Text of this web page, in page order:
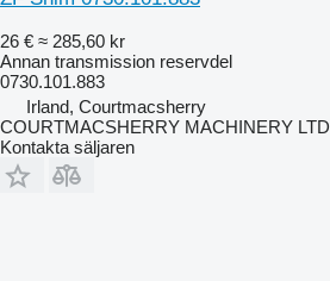
26 € ≈ 285,60 kr
Annan transmission reservdel
0730.101.883
Irland, Courtmacsherry
COURTMACSHERRY MACHINERY LTD
Kontakta säljaren